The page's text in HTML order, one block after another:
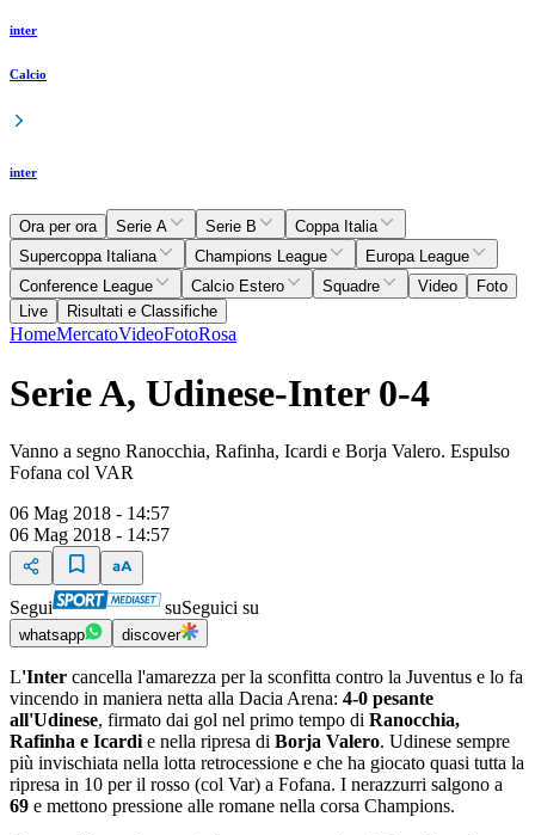
inter
Calcio
inter
Ora per ora Serie A Serie B
Coppa Italia
Supercoppa Italiana
Champions League
Europa League
Conference League
Calcio Estero Squadre Video
Foto
Live
Risultati e Classifiche
HomeMercatoVideoFotoRosa
Serie A, Udinese-Inter 0-4
Vanno a segno Ranocchia, Rafinha, Icardi e Borja Valero. Espulso
Fofana col VAR
06 Mag 2018 - 14:57
06 Mag 2018 - 14:57
Segui suSeguici su
whatsapp discover
L'Inter cancella l'amarezza per la sconfitta contro la Juventus e lo fa
vincendo in maniera netta alla Dacia Arena: 4-0 pesante
all'Udinese, firmato dai gol nel primo tempo di Ranocchia,
Rafinha e Icardi e nella ripresa di Borja Valero. Udinese sempre
più invischiata nella lotta retrocessione e che ha giocato quasi tutta la
ripresa in 10 per il rosso (col Var) a Fofana. I nerazzurri salgono a
69 e mettono pressione alle romane nella corsa Champions.